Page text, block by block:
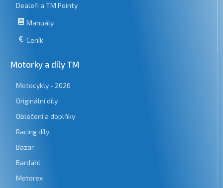
Dealeři a TM Pointy
Manuály
Ceník
Motorky a díly TM
Motocykly - 2026
Originální díly
Oblečení a doplňky
Racing díly
Bazar
Bardahl
Motorex